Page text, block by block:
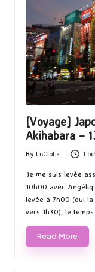
[Voyage]
Akihabara –
Posted
by
By LuCioLe 1
Je me suis levée
10h00 avec
levée à 7h00 (oui
vers 1h30), le
Read More